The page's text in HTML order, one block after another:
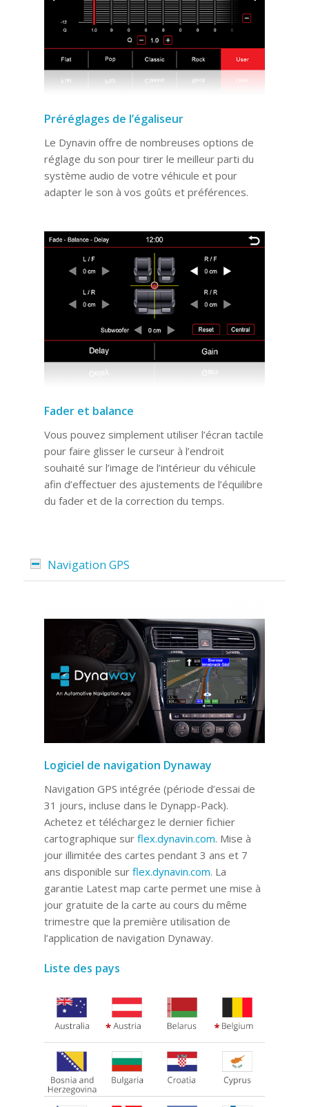
Préréglages de l’égaliseur
Le Dynavin offre de nombreuses options de
réglage du son pour tirer le meilleur parti du
système audio de votre véhicule et pour
adapter le son à vos goûts et préférences.
Fader et balance
Vous pouvez simplement utiliser l’écran tactile
pour faire glisser le curseur à l’endroit
souhaité sur l’image de l’intérieur du véhicule
afin d’effectuer des ajustements de l’équilibre
du fader et de la correction du temps.
Navigation GPS
Logiciel de navigation Dynaway
Navigation GPS intégrée (période d’essai de
31 jours, incluse dans le Dynapp-Pack).
Achetez et téléchargez le dernier fichier
cartographique sur flex.dynavin.com. Mise à
jour illimitée des cartes pendant 3 ans et 7
ans disponible sur flex.dynavin.com. La
garantie Latest map carte permet une mise à
jour gratuite de la carte au cours du même
trimestre que la première utilisation de
l’application de navigation Dynaway.
Liste des pays